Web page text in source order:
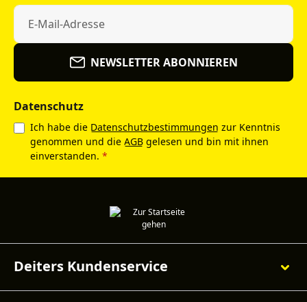
NEWSLETTER ABONNIEREN
Datenschutz
Ich habe die Datenschutzbestimmungen zur Kenntnis
genommen und die AGB gelesen und bin mit ihnen
einverstanden. *
Deiters Kundenservice